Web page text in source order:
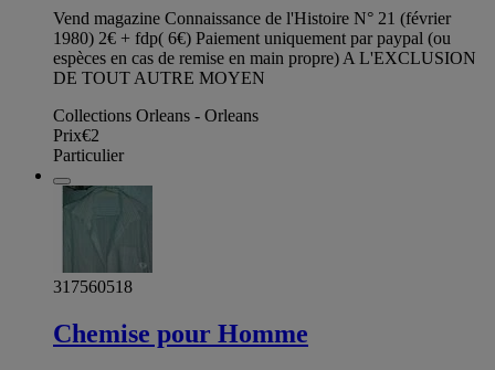
Vend magazine Connaissance de l'Histoire N° 21 (février
1980) 2€ + fdp( 6€) Paiement uniquement par paypal (ou
espèces en cas de remise en main propre) A L'EXCLUSION
DE TOUT AUTRE MOYEN
Collections Orleans - Orleans
Prix€2
Particulier
317560518
Chemise pour Homme